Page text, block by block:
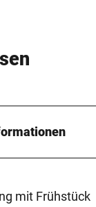
mit Frühstück